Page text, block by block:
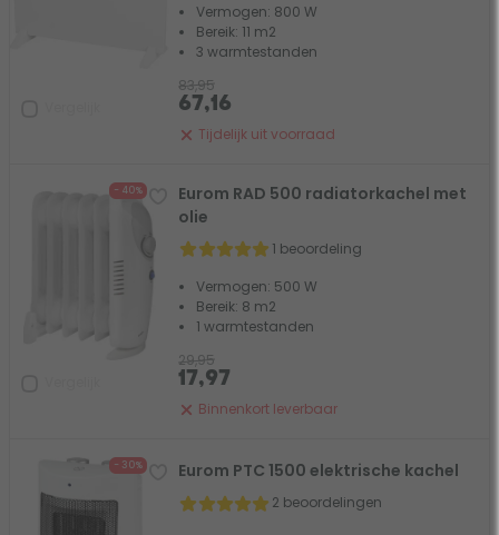
Vermogen: 800 W
Bereik: 11 m2
3 warmtestanden
Tijdelijk uit voorraad
83,95
67,16
- 40%
Eurom RAD 500 radiatorkachel met
olie
1 beoordeling
Vermogen: 500 W
Bereik: 8 m2
1 warmtestanden
Binnenkort leverbaar
29,95
17,97
- 30% Eurom PTC 1500 elektrische kachel
2 beoordelingen